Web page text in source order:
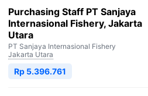
Purchasing Staff PT Sanjaya
Internasional Fishery, Jakarta
Utara
PT Sanjaya Internasional Fishery
Jakarta Utara
Rp 5.396.761